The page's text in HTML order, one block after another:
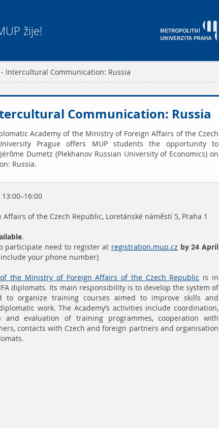
žije!
Intercultural Communication: Russia
Communication: Russia
Academy of the Ministry of Foreign Affairs of the Czech
Prague offers MUP students the opportunity to
Dumetz (Plekhanov Russian University of Economics) on
Russia.
of the Czech Republic, Loretánské náměstí 5, Praha 1
.
participate need to register at registration.mup.cz by 24 April
your phone number)
the Ministry of Foreign Affairs of the Czech Republic is in
diplomats. Its main responsibility is to develop the system of
to organize training courses aimed to improve skills and
work. The Academy’s activities include coordination,
and evaluation of training programmes, cooperation with
contacts with Czech and foreign partners and organisation